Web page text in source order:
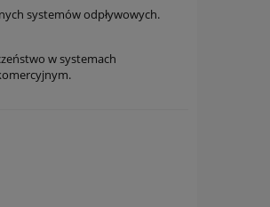
systemów odpływowych.
w systemach